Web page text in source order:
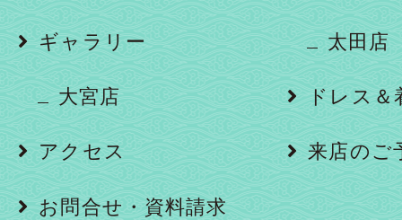
ギャラリー 太田店
大宮店 ドレス＆
アクセス 来店のご
お問合せ・資料請求